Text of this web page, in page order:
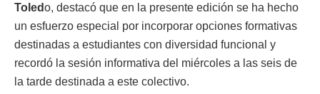
Toledo, destacó que en la presente edición se ha hecho
un esfuerzo especial por incorporar opciones formativas
destinadas a estudiantes con diversidad funcional y
recordó la sesión informativa del miércoles a las seis de
la tarde destinada a este colectivo.